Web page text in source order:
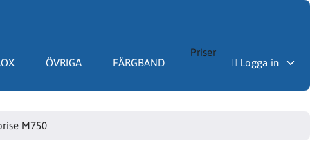
ÖVRIGA FÄRGBAND
Priser
Logga in
M750